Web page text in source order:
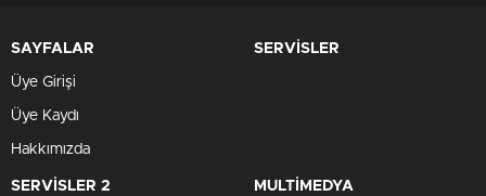
SAYFALAR
Üye Girişi
Üye Kaydı
Hakkımızda
SERVİSLER
SERVİSLER 2 MULTİMEDYA